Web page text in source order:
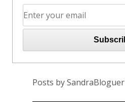
Posts by SandraBloguer